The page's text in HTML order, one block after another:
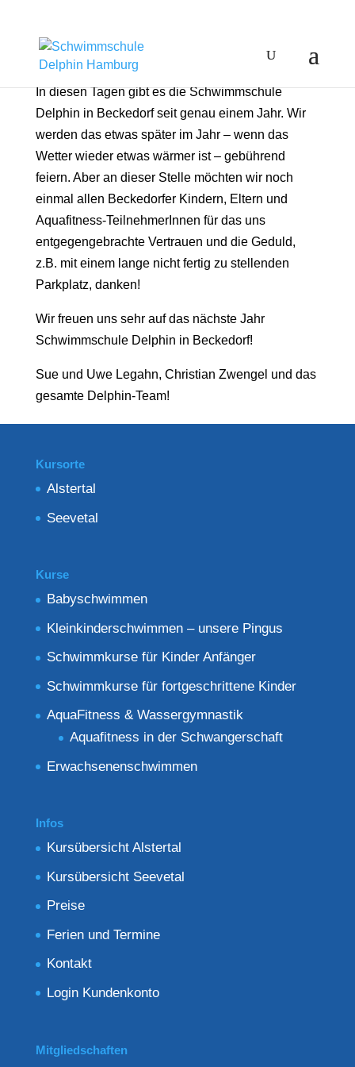
In diesen Tagen gibt es die Schwimmschule
Delphin in Beckedorf seit genau einem Jahr. Wir
werden das etwas später im Jahr – wenn das
Wetter wieder etwas wärmer ist – gebührend
feiern. Aber an dieser Stelle möchten wir noch
einmal allen Beckedorfer Kindern, Eltern und
Aquafitness-TeilnehmerInnen für das uns
entgegengebrachte Vertrauen und die Geduld,
z.B. mit einem lange nicht fertig zu stellenden
Parkplatz, danken!
Wir freuen uns sehr auf das nächste Jahr
Schwimmschule Delphin in Beckedorf!
Sue und Uwe Legahn, Christian Zwengel und das
gesamte Delphin-Team!
Kursorte
Alstertal
Seevetal
Kurse
Babyschwimmen
Kleinkinderschwimmen – unsere Pingus
Schwimmkurse für Kinder Anfänger
Schwimmkurse für fortgeschrittene Kinder
AquaFitness & Wassergymnastik
Aquafitness in der Schwangerschaft
Erwachsenenschwimmen
Infos
Kursübersicht Alstertal
Kursübersicht Seevetal
Preise
Ferien und Termine
Kontakt
Login Kundenkonto
Mitgliedschaften